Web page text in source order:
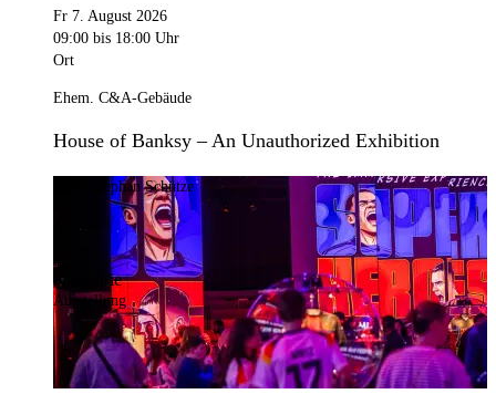
Fr 7. August 2026
09:00 bis 18:00 Uhr
Ort
Ehem. C&A-Gebäude
House of Banksy – An Unauthorized Exhibition
Stephan Schütze
Kategorie
Ausstellung